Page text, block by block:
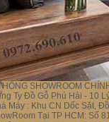
SHOWROOM
Ty Đồ Gỗ Phú Hải - 10
Máy : Khu CN Dốc Sặt,
Tại TP HCM: Số